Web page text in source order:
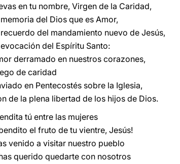
en tu nombre, Virgen de la Caridad,
del Dios que es Amor,
del mandamiento nuevo de Jesús,
del Espíritu Santo:
derramado en nuestros corazones,
de caridad
en Pentecostés sobre la Iglesia,
de la plena libertad de los hijos de Dios.
tú entre las mujeres
el fruto de tu vientre, Jesús!
venido a visitar nuestro pueblo
querido quedarte con nosotros